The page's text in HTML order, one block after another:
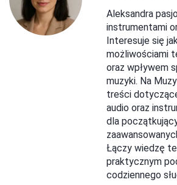
Aleksandra
instrumentami
Interesuje się
możliwościami
oraz wpływem
muzyki. Na
treści
audio oraz
dla
Łączy wiedzę
praktycznym
codziennego